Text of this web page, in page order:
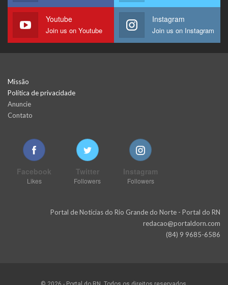
Youtube
Join us on Youtube
Instagram
Join us on Instagram
Missão
Política de privacidade
Anuncie
Contato
Facebook
Likes
Twitter
Followers
Instagram
Followers
Portal de Notícias do Rio Grande do Norte - Portal do RN
redacao@portaldorn.com
(84) 9 9685-6586